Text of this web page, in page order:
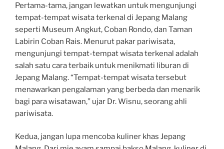
Pertama-tama, jangan lewatkan untuk mengunjungi
tempat-tempat wisata terkenal di Jepang Malang
seperti Museum Angkut, Coban Rondo, dan Taman
Labirin Coban Rais. Menurut pakar pariwisata,
mengunjungi tempat-tempat wisata terkenal adalah
salah satu cara terbaik untuk menikmati liburan di
Jepang Malang. “Tempat-tempat wisata tersebut
menawarkan pengalaman yang berbeda dan menarik
bagi para wisatawan,” ujar Dr. Wisnu, seorang ahli
pariwisata.
Kedua, jangan lupa mencoba kuliner khas Jepang